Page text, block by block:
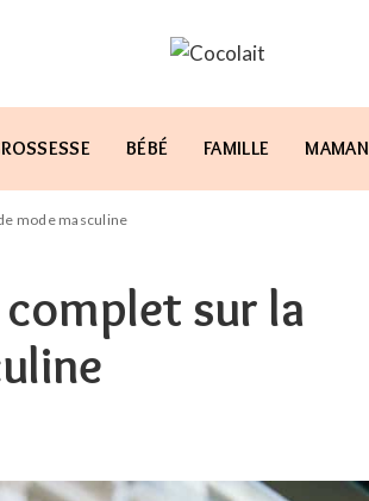
BÉBÉ FAMILLE MAMAN
mode masculine
sur la